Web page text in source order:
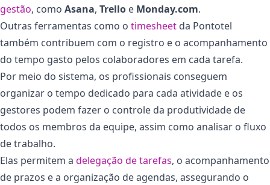
gestão, como Asana, Trello e Monday.com.
Outras ferramentas como o timesheet da Pontotel
também contribuem com o registro e o acompanhamento
do tempo gasto pelos colaboradores em cada tarefa.
Por meio do sistema, os profissionais conseguem
organizar o tempo dedicado para cada atividade e os
gestores podem fazer o controle da produtividade de
todos os membros da equipe, assim como analisar o fluxo
de trabalho.
Elas permitem a delegação de tarefas, o acompanhamento
de prazos e a organização de agendas, assegurando o